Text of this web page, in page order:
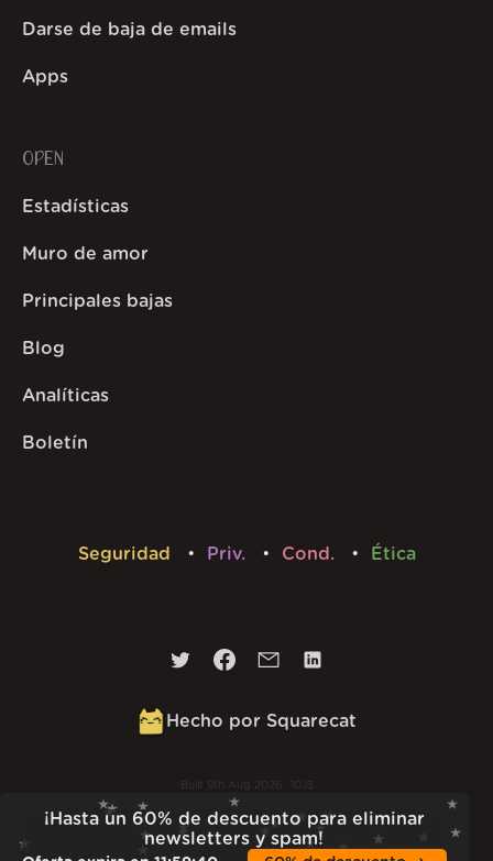
¡Hasta un 60% de descuento para eliminar
newsletters y spam!
Darse de baja de emails
Apps
OPEN
Estadísticas
Muro de amor
Principales bajas
Blog
Analíticas
Boletín
Seguridad Priv. Cond. Ética
Hecho por Squarecat
Built 9th Aug 2026 · 10:13
v 1.56.1